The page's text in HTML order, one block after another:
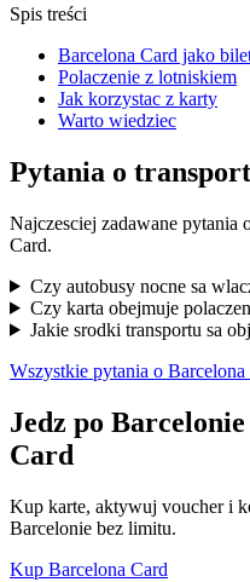
Spis treści
Barcelona Card jako
Polaczenie z lotniskiem
Jak korzystac z karty
Warto wiedziec
Pytania o transport
Najczesciej zadawane pytania
Card.
Czy autobusy nocne sa
Czy karta obejmuje
Jakie srodki transportu sa
Wszystkie pytania o
Jedz po
Card
Kup karte, aktywuj voucher i
Barcelonie bez limitu.
Kup Barcelona Card